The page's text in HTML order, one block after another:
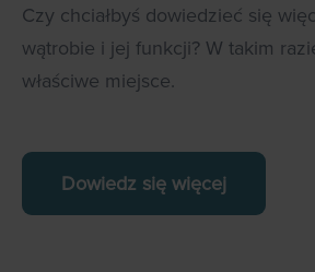
Czy chciałbyś dowiedzieć się
wątrobie i jej funkcji? W takim
właściwe miejsce.
Dowiedz się więcej